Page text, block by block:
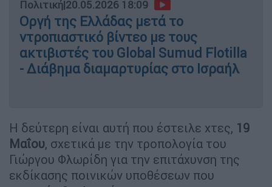
Οργή της Ελλάδας μετά το
ντροπιαστικό βίντεο με τους
ακτιβιστές του Global Sumud Flotilla
- Διάβημα διαμαρτυρίας στο Ισραήλ
Μαΐου, σχετικά με την τροπολογία του
Γιώργου Φλωρίδη για την επιτάχυνση της
εκδίκασης ποινικών υποθέσεων που
αφορούν βουλευτές.